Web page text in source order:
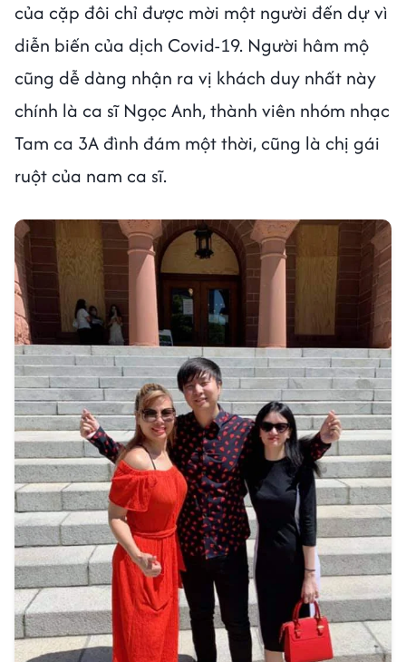
của cặp đôi chỉ được mời một người đến dự vì
diễn biến của dịch Covid-19. Người hâm mộ
cũng dễ dàng nhận ra vị khách duy nhất này
chính là ca sĩ Ngọc Anh, thành viên nhóm nhạc
Tam ca 3A đình đám một thời, cũng là chị gái
ruột của nam ca sĩ.